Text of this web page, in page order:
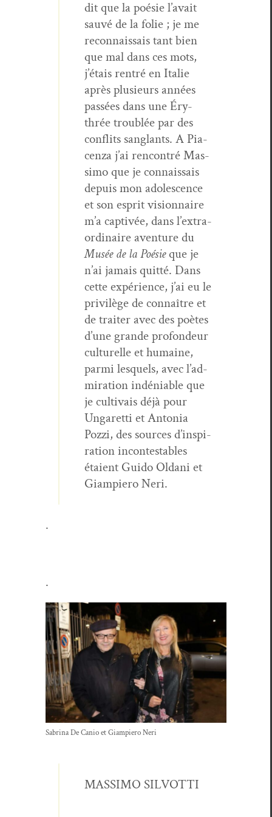
dit que la poésie l’avait
sauvé de la folie ; je me
recon­nais­sais tant bien
que mal dans ces mots,
j’é­tais ren­tré en Ital­ie
après plusieurs années
passées dans une Éry­
thrée trou­blée par des
con­flits sanglants. A Pia­
cen­za j’ai ren­con­tré Mas­
si­mo que je con­nais­sais
depuis mon ado­les­cence
et son esprit vision­naire
m’a cap­tivée, dans l’ex­tra­
or­di­naire aven­ture du
Musée de la Poésieque je
n’ai jamais quit­té. Dans
cette expéri­ence, j’ai eu le
priv­ilège de con­naître et
de traiter avec des poètes
d’une grande pro­fondeur
cul­turelle et humaine,
par­mi lesquels, avec l’ad­
mi­ra­tion indé­ni­able que
je cul­ti­vais déjà pour
Ungaret­ti et Anto­nia
Pozzi, des sources d’in­spi­
ra­tion incon­testa­bles
étaient Gui­do Oldani et
Giampiero Neri.
.
.
Sab­ri­na De Canio et Giampiero Neri
MASSIMO SILVOTTI